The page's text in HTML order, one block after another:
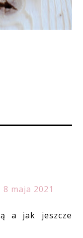
8 maja 2021
a jak jeszcze